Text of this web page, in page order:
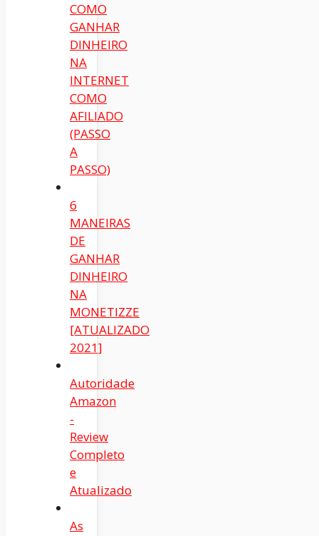
COMO
GANHAR
DINHEIRO
NA
INTERNET
COMO
AFILIADO
(PASSO
A
PASSO)
6
MANEIRAS
DE
GANHAR
DINHEIRO
NA
MONETIZZE
[ATUALIZADO
2021]
Autoridade
Amazon
-
Review
Completo
e
Atualizado
As